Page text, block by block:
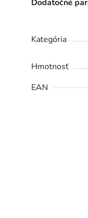
Dodatočné
Kategória
Hmotnosť
EAN